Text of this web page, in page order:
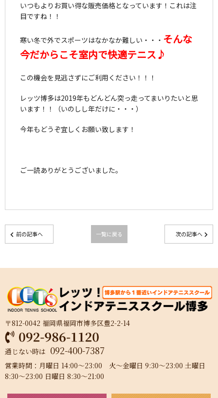
いつもよりお買い得な販売価格となっています！これは注
目ですね！！
寒い冬で外でスポーツはなかなか難しい・・・ そんな
今だからこそ室内で快適テニス♪
この機会を見逃さずにご利用ください！！！
レッツ博多は2019年もどんどん突っ走ってまいりたいと思
います！！（いのしし年だけに・・・）
今年もどうぞ宜しくお願い致します！
ご一読ありがとうございました。
前の記事へ 一覧に戻る 次の記事へ
〒812-0042 福岡県福岡市博多区豊2-2-14
通じない時は 092-400-7387
営業時間：月曜日 14:00～23:00 火～金曜日 9:30～23:00 土曜日
8:30～23:00 日曜日 8:30～21:00